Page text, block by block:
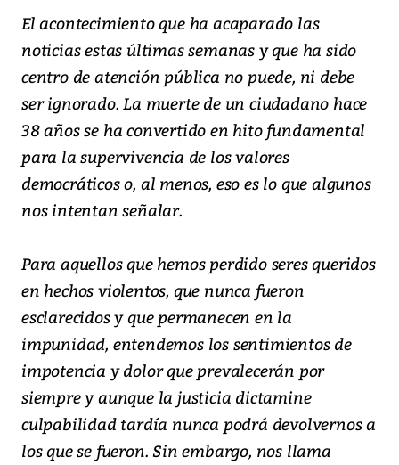
El acontecimiento que ha acaparado las
noticias estas últimas semanas y que ha sido
centro de atención pública no puede, ni debe
ser ignorado. La muerte de un ciudadano hace
38 años se ha convertido en hito fundamental
para la supervivencia de los valores
democráticos o, al menos, eso es lo que algunos
nos intentan señalar.
Para aquellos que hemos perdido seres queridos
en hechos violentos, que nunca fueron
esclarecidos y que permanecen en la
impunidad, entendemos los sentimientos de
impotencia y dolor que prevalecerán por
siempre y aunque la justicia dictamine
culpabilidad tardía nunca podrá devolvernos a
los que se fueron. Sin embargo, nos llama